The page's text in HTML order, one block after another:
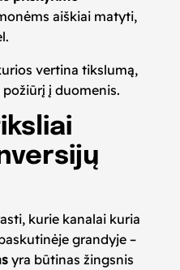
aiškiai matyti,
vertina tikslumą,
į duomenis.
kurie kanalai kuria
grandyje –
yra būtinas žingsnis